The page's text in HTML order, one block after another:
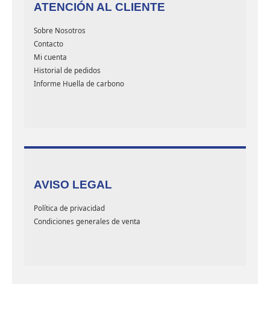
ATENCIÓN AL CLIENTE
Sobre Nosotros
Contacto
Mi cuenta
Historial de pedidos
Informe Huella de carbono
AVISO LEGAL
Política de privacidad
Condiciones generales de venta